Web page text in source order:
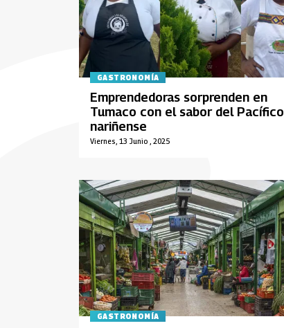
GASTRONOMÍA
Viernes, 13 Junio , 2025
Emprendedoras sorprenden en
Tumaco con el sabor del Pacífico
nariñense
GASTRONOMÍA